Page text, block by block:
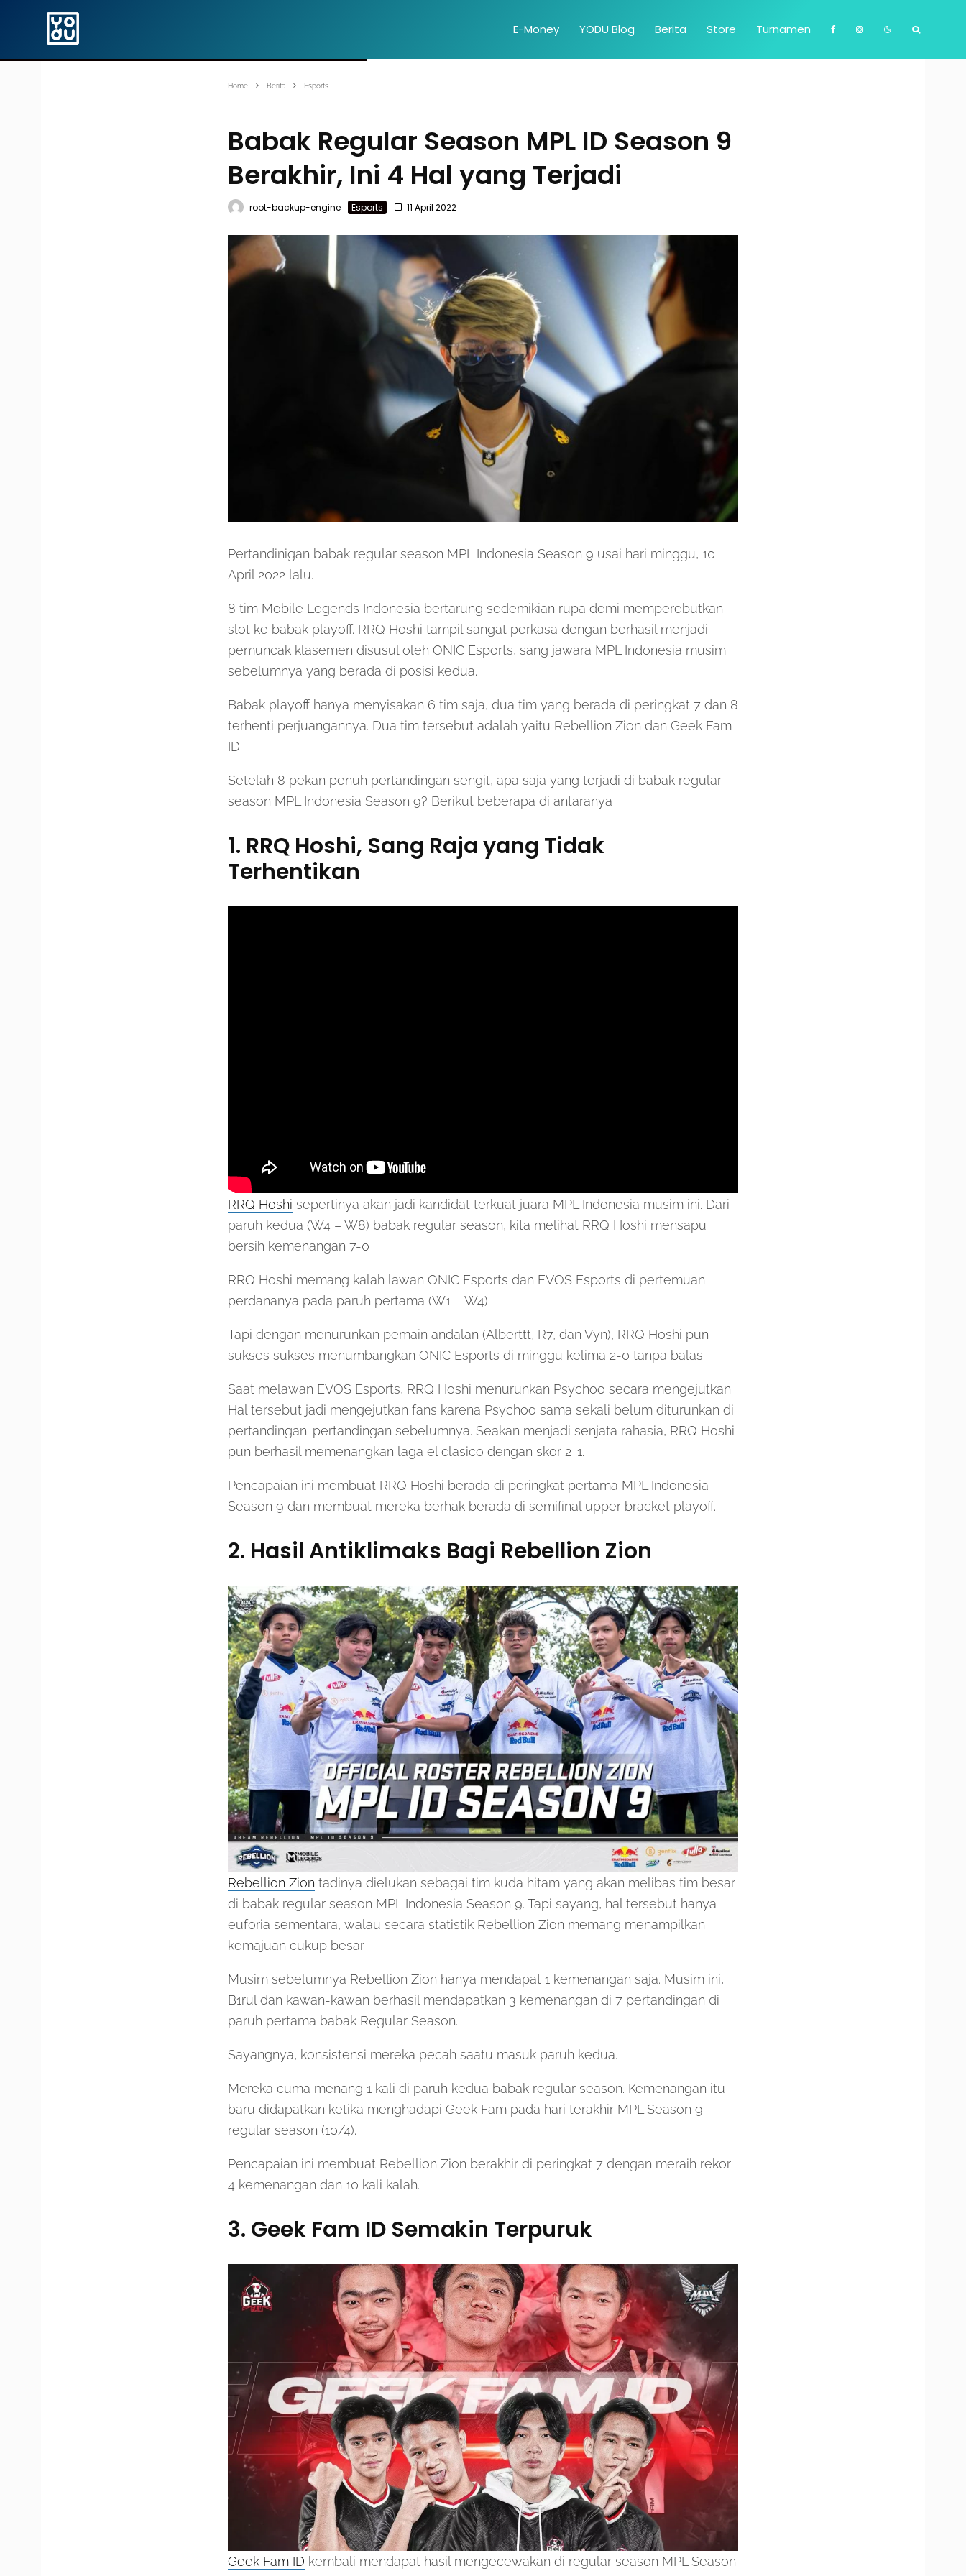
E-Money YODU Blog Berita Store Turnamen
Home Berita Esports
Babak Regular Season MPL ID Season 9
Berakhir, Ini 4 Hal yang Terjadi
root-backup-engine Esports 11 April 2022
Pertandinigan babak regular season MPL Indonesia Season 9 usai hari minggu, 10
April 2022 lalu.
8 tim Mobile Legends Indonesia bertarung sedemikian rupa demi memperebutkan
slot ke babak playoff. RRQ Hoshi tampil sangat perkasa dengan berhasil menjadi
pemuncak klasemen disusul oleh ONIC Esports, sang jawara MPL Indonesia musim
sebelumnya yang berada di posisi kedua.
Babak playoff hanya menyisakan 6 tim saja, dua tim yang berada di peringkat 7 dan 8
terhenti perjuangannya. Dua tim tersebut adalah yaitu Rebellion Zion dan Geek Fam
ID.
Setelah 8 pekan penuh pertandingan sengit, apa saja yang terjadi di babak regular
season MPL Indonesia Season 9? Berikut beberapa di antaranya
1. RRQ Hoshi, Sang Raja yang Tidak
Terhentikan
RRQ Hoshi sepertinya akan jadi kandidat terkuat juara MPL Indonesia musim ini. Dari
paruh kedua (W4 – W8) babak regular season, kita melihat RRQ Hoshi mensapu
bersih kemenangan 7-0 .
RRQ Hoshi memang kalah lawan ONIC Esports dan EVOS Esports di pertemuan
perdananya pada paruh pertama (W1 – W4).
Tapi dengan menurunkan pemain andalan (Alberttt, R7, dan Vyn), RRQ Hoshi pun
sukses sukses menumbangkan ONIC Esports di minggu kelima 2-0 tanpa balas.
Saat melawan EVOS Esports, RRQ Hoshi menurunkan Psychoo secara mengejutkan.
Hal tersebut jadi mengejutkan fans karena Psychoo sama sekali belum diturunkan di
pertandingan-pertandingan sebelumnya. Seakan menjadi senjata rahasia, RRQ Hoshi
pun berhasil memenangkan laga el clasico dengan skor 2-1.
Pencapaian ini membuat RRQ Hoshi berada di peringkat pertama MPL Indonesia
Season 9 dan membuat mereka berhak berada di semifinal upper bracket playoff.
2. Hasil Antiklimaks Bagi Rebellion Zion
Rebellion Zion tadinya dielukan sebagai tim kuda hitam yang akan melibas tim besar
di babak regular season MPL Indonesia Season 9. Tapi sayang, hal tersebut hanya
euforia sementara, walau secara statistik Rebellion Zion memang menampilkan
kemajuan cukup besar.
Musim sebelumnya Rebellion Zion hanya mendapat 1 kemenangan saja. Musim ini,
B1rul dan kawan-kawan berhasil mendapatkan 3 kemenangan di 7 pertandingan di
paruh pertama babak Regular Season.
Sayangnya, konsistensi mereka pecah saatu masuk paruh kedua.
Mereka cuma menang 1 kali di paruh kedua babak regular season. Kemenangan itu
baru didapatkan ketika menghadapi Geek Fam pada hari terakhir MPL Season 9
regular season (10/4).
Pencapaian ini membuat Rebellion Zion berakhir di peringkat 7 dengan meraih rekor
4 kemenangan dan 10 kali kalah.
3. Geek Fam ID Semakin Terpuruk
Geek Fam ID kembali mendapat hasil mengecewakan di regular season MPL Season